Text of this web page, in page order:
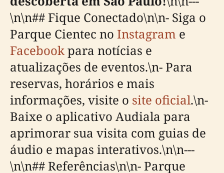
\n\n## Fique Conectado\n\n- Siga o
Parque Cientec no Instagram e
Facebookpara notícias e
atualizações de eventos.\n- Para
reservas, horários e mais
informações, visite o site oficial.\n-
Baixe o aplicativo Audiala para
aprimorar sua visita com guias de
áudio e mapas interativos.\n\n---
\n\n## Referências\n\n- Parque